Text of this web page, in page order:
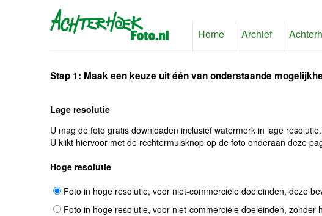
Home Archief
Stap 1: Maak een keuze uit één van onderstaande
Lage resolutie
U mag de foto gratis downloaden inclusief watermerk in lage
U klikt hiervoor met de rechtermuisknop op de foto onderaan deze
Hoge resolutie
Foto in hoge resolutie, voor niet-commerciële doeleinden, deze
Foto in hoge resolutie, voor niet-commerciële doeleinden, zonder